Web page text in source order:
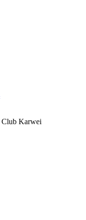
Club Karwei